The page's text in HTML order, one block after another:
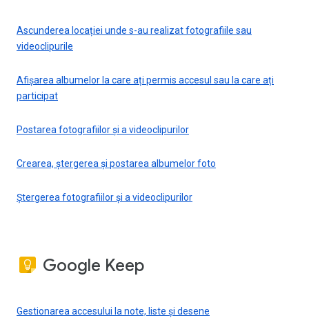
Ascunderea locației unde s-au realizat fotografiile sau
videoclipurile
Afișarea albumelor la care ați permis accesul sau la care ați
participat
Postarea fotografiilor și a videoclipurilor
Crearea, ștergerea și postarea albumelor foto
Ștergerea fotografiilor și a videoclipurilor
Google Keep
Gestionarea accesului la note, liste și desene